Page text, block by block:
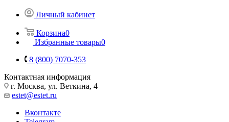
Личный кабинет
Корзина0
Избранные товары0
8 (800) 7070-353
Контактная информация
г. Москва, ул. Веткина, 4
estet@estet.ru
Вконтакте